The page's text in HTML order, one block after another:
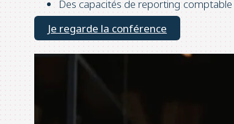
Des capacités de reporting
Je regarde la conférence